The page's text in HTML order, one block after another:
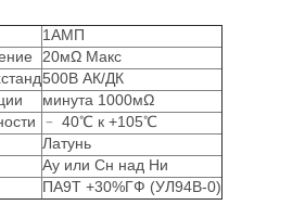
1АМП
20мΩ Макс
500В АК/ДК
минута 1000мΩ
﹣ 40℃ к +105℃
Латунь
Ау или Сн над Ни
ПА9Т +30%ГФ (УЛ94В-0)